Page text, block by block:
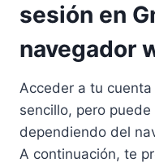
sesión en
navegador
Acceder a tu cuenta
sencillo, pero
dependiendo del
A continuación, te